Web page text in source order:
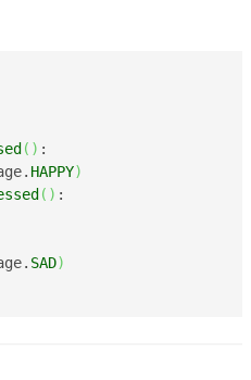
( ) :
HAPPY)
( ) :
SAD)